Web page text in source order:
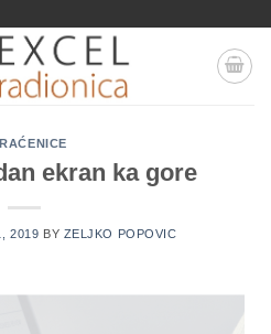
ekran ka gore
2019 BY ZELJKO POPOVIC